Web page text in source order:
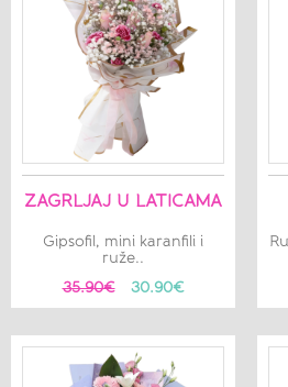
ZAGRLJAJ U LATICAMA
Gipsofil, mini karanfili i
ruže..
35.90€
30.90€